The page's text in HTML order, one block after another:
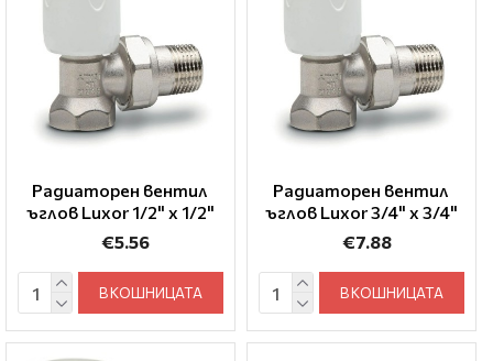
Радиаторен вентил
ъглов Luxor 1/2" x 1/2"
€5.56
В КОШНИЦАТА
Радиаторен вентил
ъглов Luxor 3/4" x 3/4"
€7.88
В КОШНИЦАТА